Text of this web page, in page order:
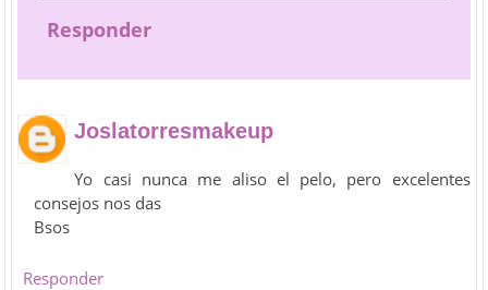
Responder
Joslatorresmakeup
Yo casi nunca me aliso el pelo, pero excelentes
consejos nos das
Bsos
Responder